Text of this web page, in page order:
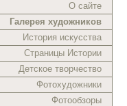
О сайте
Галерея художников
История искусства
Страницы Истории
Детское творчество
Фотохудожники
Фотообзоры